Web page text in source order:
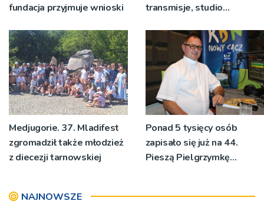
fundacja przyjmuje wnioski
transmisje, studio
pozdrowienia
Medjugorie. 37. Mladifest
zgromadził także młodzież
z diecezji tarnowskiej
Ponad 5 tysięcy osób
zapisało się już na 44.
Pieszą Pielgrzymkę
NAJNOWSZE